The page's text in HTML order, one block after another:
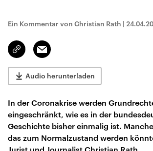
Ein Kommentar von Christian Rath |
Link
kopieren/teilen
Email
Audio herunterladen
In der Coronakrise werden
eingeschränkt, wie es in der
Geschichte bisher einmalig ist.
das zum Normalzustand werden